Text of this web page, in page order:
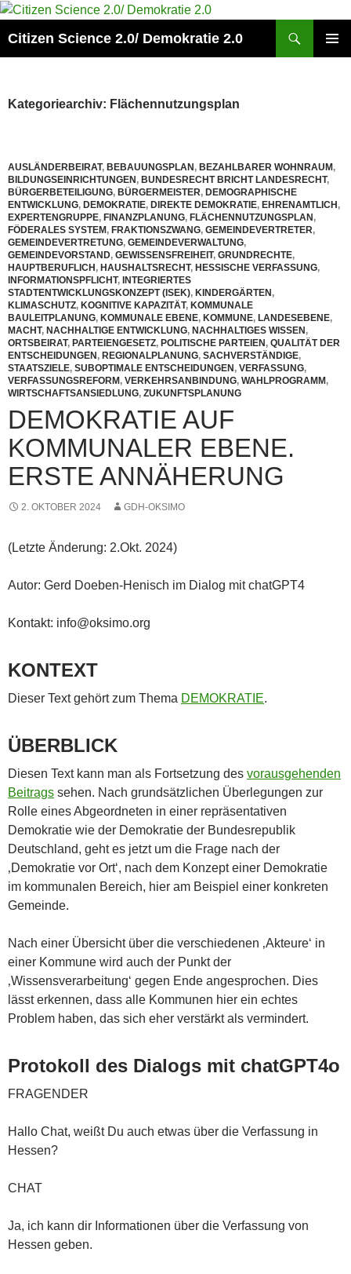
Zum
springen
Citizen Science 2.0/ Demokratie 2.0
Kategoriearchiv: Flächennutzungsplan
AUSLÄNDERBEIRAT, BEBAUUNGSPLAN, BEZAHLBARER WOHNRAUM,
BILDUNGSEINRICHTUNGEN, BUNDESRECHT BRICHT LANDESRECHT,
BÜRGERBETEILIGUNG, BÜRGERMEISTER, DEMOGRAPHISCHE
ENTWICKLUNG, DEMOKRATIE, DIREKTE DEMOKRATIE, EHRENAMTLICH,
EXPERTENGRUPPE, FINANZPLANUNG, FLÄCHENNUTZUNGSPLAN,
FÖDERALES SYSTEM, FRAKTIONSZWANG, GEMEINDEVERTRETER,
GEMEINDEVERTRETUNG, GEMEINDEVERWALTUNG,
GEMEINDEVORSTAND, GEWISSENSFREIHEIT, GRUNDRECHTE,
HAUPTBERUFLICH, HAUSHALTSRECHT, HESSISCHE VERFASSUNG,
INFORMATIONSPFLICHT, INTEGRIERTES
STADTENTWICKLUNGSKONZEPT (ISEK), KINDERGÄRTEN,
KLIMASCHUTZ, KOGNITIVE KAPAZITÄT, KOMMUNALE
BAULEITPLANUNG, KOMMUNALE EBENE, KOMMUNE, LANDESEBENE,
MACHT, NACHHALTIGE ENTWICKLUNG, NACHHALTIGES WISSEN,
ORTSBEIRAT, PARTEIENGESETZ, POLITISCHE PARTEIEN, QUALITÄT DER
ENTSCHEIDUNGEN, REGIONALPLANUNG, SACHVERSTÄNDIGE,
STAATSZIELE, SUBOPTIMALE ENTSCHEIDUNGEN, VERFASSUNG,
VERFASSUNGSREFORM, VERKEHRSANBINDUNG, WAHLPROGRAMM,
WIRTSCHAFTSANSIEDLUNG, ZUKUNFTSPLANUNG
DEMOKRATIE AUF
KOMMUNALER EBENE.
ERSTE ANNÄHERUNG
2. OKTOBER 2024 GDH-OKSIMO
(Letzte Änderung: 2.Okt. 2024)
Autor: Gerd Doeben-Henisch im Dialog mit chatGPT4
Kontakt: info@oksimo.org
KONTEXT
Dieser Text gehört zum Thema DEMOKRATIE.
ÜBERBLICK
Diesen Text kann man als Fortsetzung des vorausgehenden
Beitrags sehen. Nach grundsätzlichen Überlegungen zur
Rolle eines Abgeordneten in einer repräsentativen
Demokratie wie der Demokratie der Bundesrepublik
Deutschland, geht es jetzt um die Frage nach der
‚Demokratie vor Ort‘, nach dem Konzept einer Demokratie
im kommunalen Bereich, hier am Beispiel einer konkreten
Gemeinde.
Nach einer Übersicht über die verschiedenen ‚Akteure‘ in
einer Kommune wird auch der Punkt der
‚Wissensverarbeitung‘ gegen Ende angesprochen. Dies
lässt erkennen, dass alle Kommunen hier ein echtes
Problem haben, das sich eher verstärkt als vermindert.
Protokoll des Dialogs mit chatGPT4o
FRAGENDER
Hallo Chat, weißt Du auch etwas über die Verfassung in
Hessen?
CHAT
Ja, ich kann dir Informationen über die Verfassung von
Hessen geben.